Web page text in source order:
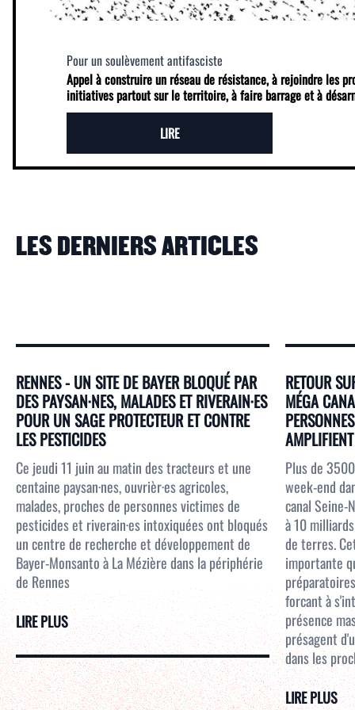
Pour un soulèvement antifasciste
Appel à construire un réseau de résistance, à rejoindre les
initiatives partout sur le territoire, à faire barrage et à
LIRE
LES DERNIERS ARTICLES
RENNES - UN SITE DE BAYER BLOQUÉ PAR
DES PAYSAN·NES, MALADES ET RIVERAIN·ES
POUR UN SAGE PROTECTEUR ET CONTRE
LES PESTICIDES
Ce jeudi 11 juin au matin des tracteurs et une
centaine paysan·nes, ouvrièr·es agricoles,
malades, proches de personnes victimes de
pesticides et riverain·es intoxiquées ont bloqués
un centre de recherche et développement de
Bayer-Monsanto à La Mézière dans la périphérie
de Rennes
LIRE PLUS
RETOUR
MÉGA
Plus de
week-end
canal Seine-
à 10
de terres.
importante
forcant à
présence
présagent
dans les
LIRE PLUS